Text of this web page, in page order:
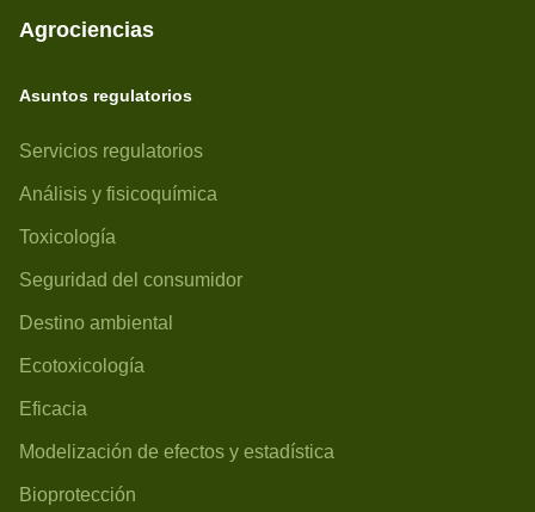
Agrociencias
Asuntos regulatorios
Servicios regulatorios
Análisis y fisicoquímica
Toxicología
Seguridad del consumidor
Destino ambiental
Ecotoxicología
Eficacia
Modelización de efectos y estadística
Bioprotección